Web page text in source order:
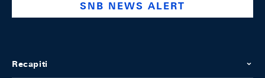
SNB NEWS ALERT
Recapiti